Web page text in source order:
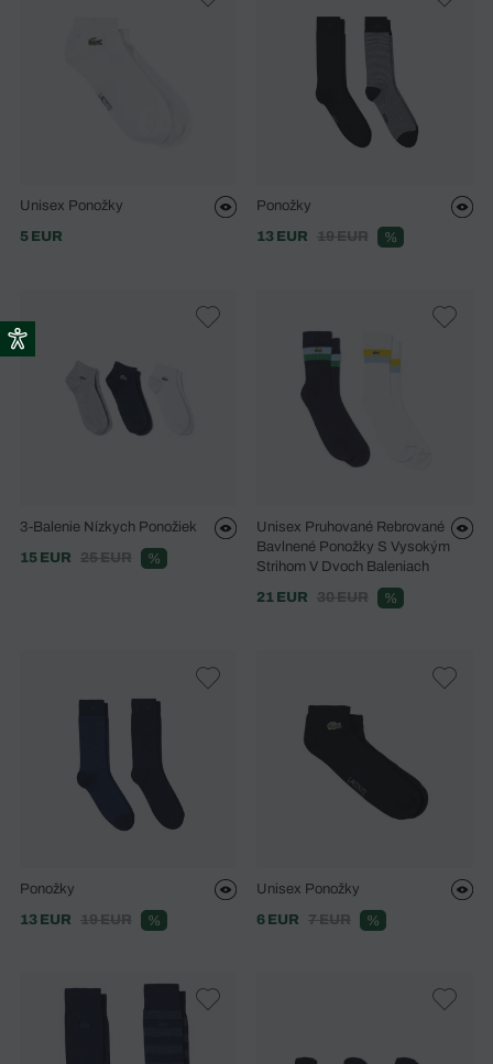
Unisex Ponožky
5 EUR
Ponožky
13 EUR
19 EUR %
3-Balenie Nízkych Ponožiek
15 EUR
25 EUR %
Unisex Pruhované Rebrované
Bavlnené Ponožky S Vysokým
Strihom V Dvoch Baleniach
21 EUR
30 EUR %
Ponožky
13 EUR
19 EUR %
Unisex Ponožky
6 EUR
7 EUR %